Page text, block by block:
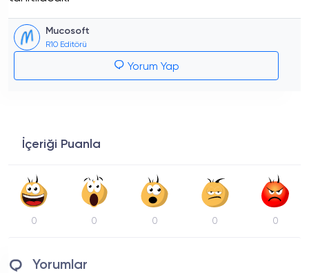
Mucosoft
R10 Editörü
Yorum Yap
İçeriği Puanla
0 0 0 0 0
Yorumlar